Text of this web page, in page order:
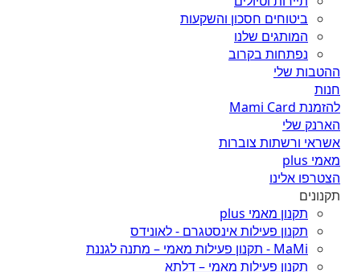
ביטוחים חסכון והשקעות
המותגים שלנו
נפתחות בקרוב
ההטבות שלי
חנות
להזמנת Mami Card
הארנק שלי
אשראי ורשתות צוברות
מאמי plus
הצטרפו אלינו
תקנונים
תקנון מאמי plus
תקנון פעילות אינסטגרם - לאונידס
MaMi - תקנון פעילות מאמי – מתנה לגננת
תקנון פעילות מאמי – דלתא